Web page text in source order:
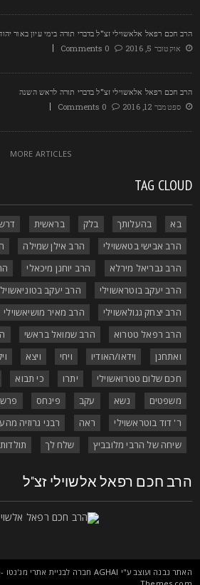
חכם רפאל אלאשוילי זצ"ל בדברי תורה בימי עיון באור יהודה
אוקטובר 5, 2016
0 Comments
חכם רפאל אלאשוילי זצ"ל בדברי תורה לראש השנה
ספטמבר 12, 2016
0 Comments
MORE ARTICLES
TAG
בא בהעלותך בלק בראשית
דרשות
הרב אבישי בטאשוילי
הרב אילן שמילה
הרב גבריאל מירלא
הרב יוחנן מיכאלי
הרב יעקב בוטראשוילי
הרב יעקב בטוניאשוילי
הרב יצחק גגולאשוילי
הרב מאיר מושיאשוילי
הרב רפאל טטרוא
הרב שמואל בראשי
ואתחנן
וידאו/האודיו ויחי ויצא
חכם שלום טטרואשוילי
יתרו כי תבוא
משפטים
נשא עקב פינחס
ר' דוד בוטראשוילי
ראה
רבני גרוזיה מהעבר
שיחה של הרבי מלובביץ
שלח לך תולדות
חכם רפאל אלשוילי זצ"ל
נבנה ועוצב ע"יAGHAIחברה לבניית אתרי מג'נטו Theme by